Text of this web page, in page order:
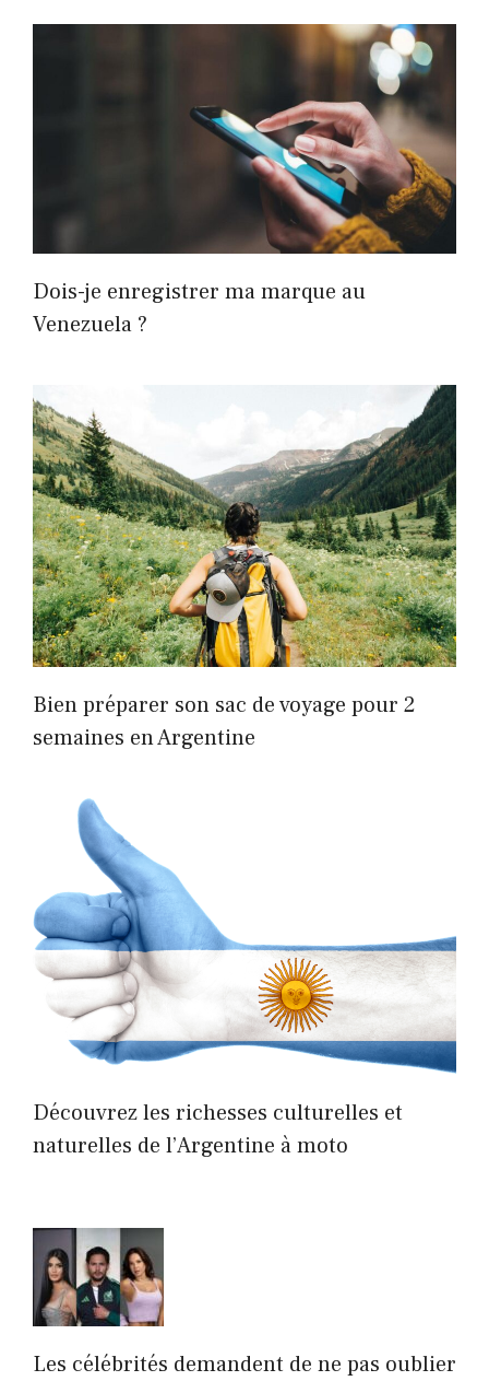
Dois-je enregistrer ma marque au
Venezuela ?
Bien préparer son sac de voyage pour 2
semaines en Argentine
Découvrez les richesses culturelles et
naturelles de l’Argentine à moto
Les célébrités demandent de ne pas oublier